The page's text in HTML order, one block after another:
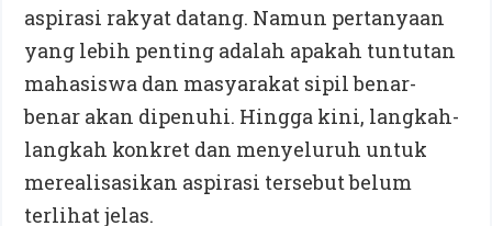
aspirasi rakyat datang. Namun pertanyaan
yang lebih penting adalah apakah tuntutan
mahasiswa dan masyarakat sipil benar-
benar akan dipenuhi. Hingga kini, langkah-
langkah konkret dan menyeluruh untuk
merealisasikan aspirasi tersebut belum
terlihat jelas.